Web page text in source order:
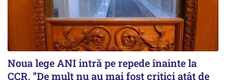
Noua lege ANI intră pe repede înainte la
CCR. ”De mult nu au mai fost critici atât de